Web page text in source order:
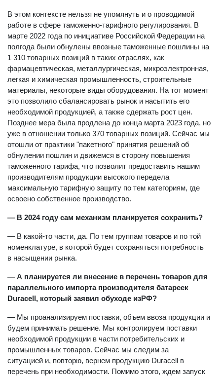
В этом контексте нельзя не упомянуть и о проводимой
работе в сфере таможенно-тарифного регулирования. В
марте 2022 года по инициативе Российской Федерации на
полгода были обнулены ввозные таможенные пошлины на
1 310 товарных позиций в таких отраслях, как
фармацевтическая, металлургическая, микроэлектронная,
легкая и химическая промышленность, строительные
материалы, некоторые виды оборудования. На тот момент
это позволило сбалансировать рынок и насытить его
необходимой продукцией, а также сдержать рост цен.
Позднее мера была продлена до конца марта 2023 года, но
уже в отношении только 370 товарных позиций. Сейчас мы
отошли от практики "пакетного" принятия решений об
обнулении пошлин и движемся в сторону повышения
таможенного тарифа, что позволит предоставить нашим
производителям продукции высокого передела
максимальную тарифную защиту по тем категориям, где
освоено собственное производство.
— В 2024 году сам механизм планируется сохранить?
— В какой-то части, да. По тем группам товаров и по той
номенклатуре, в которой будет сохраняться потребность
в насыщении рынка.
— А планируется ли внесение в перечень товаров для
параллельного импорта производителя батареек
Duracell, который заявил обуходе изРФ?
— Мы проанализируем поставки, объем ввоза продукции и
будем принимать решение. Мы контролируем поставки
необходимой продукции в части потребительских и
промышленных товаров. Сейчас мы следим за
ситуацией и, повторю, вернем продукцию Duracell в
перечень при необходимости. Помимо этого, ждем запуск